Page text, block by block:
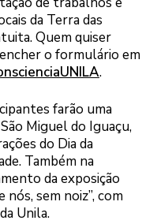
da Terra das
Quem quiser
o formulário em
.
farão uma
Miguel do Iguaçu,
do Dia da
Também na
da exposição
sem noiz”, com
Unila.